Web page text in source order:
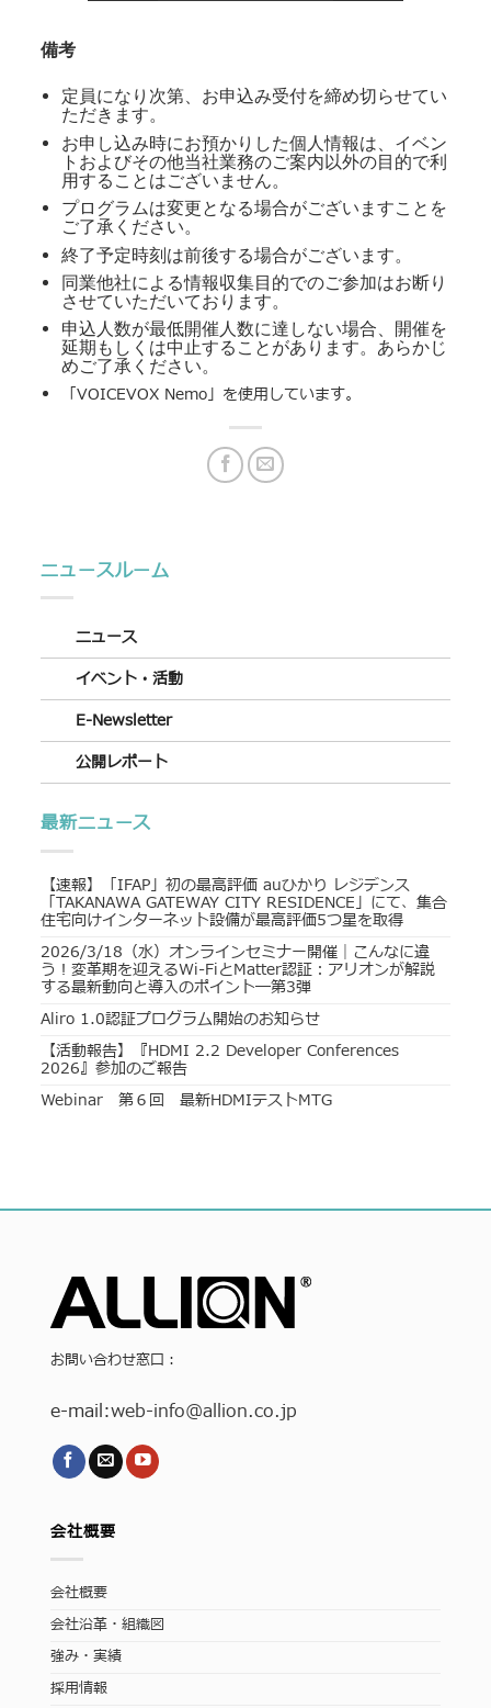
備考
定員になり次第、お申込み受付を締め切らせてい
ただきます。
お申し込み時にお預かりした個人情報は、イベン
トおよびその他当社業務のご案内以外の目的で利
用することはございません。
プログラムは変更となる場合がございますことを
ご了承ください。
終了予定時刻は前後する場合がございます。
同業他社による情報収集目的でのご参加はお断り
させていただいております。
申込人数が最低開催人数に達しない場合、開催を
延期もしくは中止することがあります。あらかじ
めご了承ください。
「VOICEVOX Nemo」を使用しています。
ニュースルーム
ニュース
イベント・活動
E-Newsletter
公開レポート
最新ニュース
【速報】「IFAP」初の最高評価 auひかり レジデンス
「TAKANAWA GATEWAY CITY RESIDENCE」にて、集合
住宅向けインターネット設備が最高評価5つ星を取得
2026/3/18（水）オンラインセミナー開催｜こんなに違
う！変革期を迎えるWi-FiとMatter認証：アリオンが解説
する最新動向と導入のポイント―第3弾
Aliro 1.0認証プログラム開始のお知らせ
【活動報告】『HDMI 2.2 Developer Conferences
2026』参加のご報告
Webinar 第６回 最新HDMIテストMTG
お問い合わせ窓口：
e-mail:web-info@allion.co.jp
会社概要
会社概要
会社沿革・組織図
強み・実績
採用情報